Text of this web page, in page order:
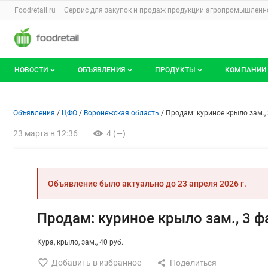
Раздел навигации по сайту
Foodretail.ru – Сервис для закупок и продаж продукции
Авторизация и меню пользователя
Навигация по разделам сайта foodretail.ru
НОВОСТИ ОБЪЯВЛЕНИЯ ПРОДУКТЫ КОМПАНИИ
Объявление: Продам:
Информация о объявлении
Навигация и управление
Объявления ЦФО Воронежская область Продам: куриное крыло
23 марта в 12:36 4 (—)
Объявление было актуально до23 апреля 2026 г.
Продам: куриное крыло зам., 3
Кура крыло зам. 40 руб.
Добавить в избранное